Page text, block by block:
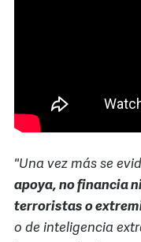
"Una vez más se
apoya, no financia
terroristas o
o de inteligencia